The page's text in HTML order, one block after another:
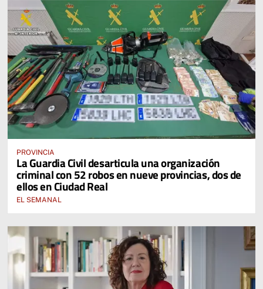
PROVINCIA
La Guardia Civil desarticula una organización
criminal con 52 robos en nueve provincias, dos de
ellos en Ciudad Real
EL SEMANAL